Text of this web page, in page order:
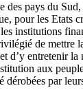
des pays du
pour les Etats
institutions
de mettre
d’y entretenir la
aux
dérobées par